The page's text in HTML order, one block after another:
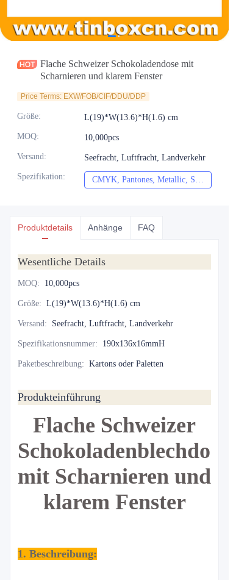
Flache Schweizer Schokoladendose mit
Scharnieren und klarem Fenster
Price Terms: EXW/FOB/CIF/DDU/DDP
Größe: L(19)*W(13.6)*H(1.6) cm
MOQ: 10,000pcs
Versand: Seefracht, Luftfracht, Landverkehr
Spezifikation: CMYK, Pantones, Metallic, Sonderfarbe usw.
Produktdetails Anhänge FAQ
Wesentliche Details
MOQ: 10,000pcs
Größe: L(19)*W(13.6)*H(1.6) cm
Versand: Seefracht, Luftfracht, Landverkehr
Spezifikationsnummer: 190x136x16mmH
Paketbeschreibung: Kartons oder Paletten
Produkteinführung
Flache Schweizer
Schokoladenblechdose
mit Scharnieren und
klarem Fenster
1. Beschreibung:
Nachrichten